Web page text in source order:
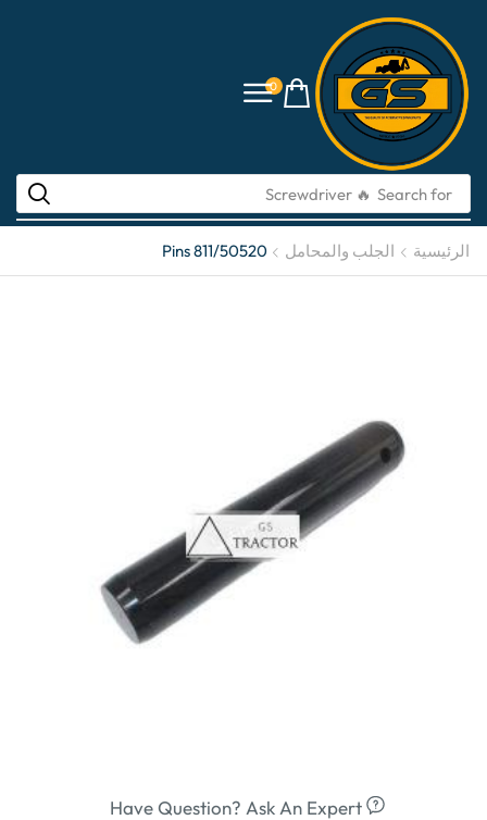
0
Search for
🔥 Screwdriver
الرئيسية الجلب والمحامل Pins 811/50520
Have Question? Ask An Expert